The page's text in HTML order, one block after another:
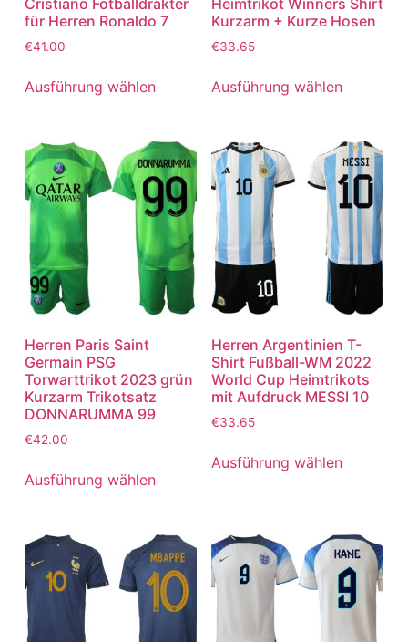
für Herren Ronaldo 7
€41.00
Ausführung wählen
Kurzarm + Kurze Hosen
€33.65
Ausführung wählen
Herren Paris Saint
Germain PSG
Torwarttrikot 2023 grün
Kurzarm Trikotsatz
DONNARUMMA 99
€42.00
Ausführung wählen
Herren Argentinien T-
Shirt Fußball-WM 2022
World Cup Heimtrikots
mit Aufdruck MESSI 10
€33.65
Ausführung wählen